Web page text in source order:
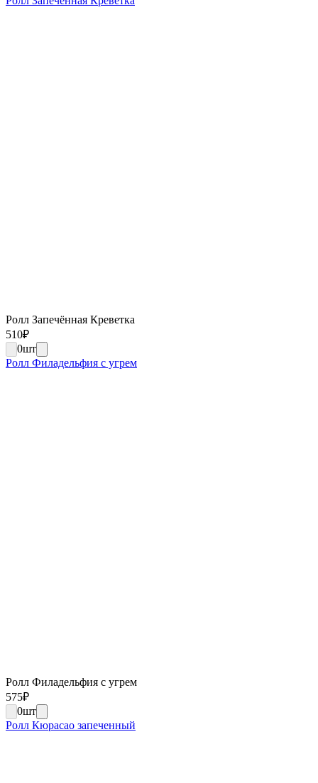
Ролл Запечённая Креветка
510₽
0шт
Ролл Филадельфия с угрем
Ролл Филадельфия с угрем
575₽
0шт
Ролл Кюрасао запеченный